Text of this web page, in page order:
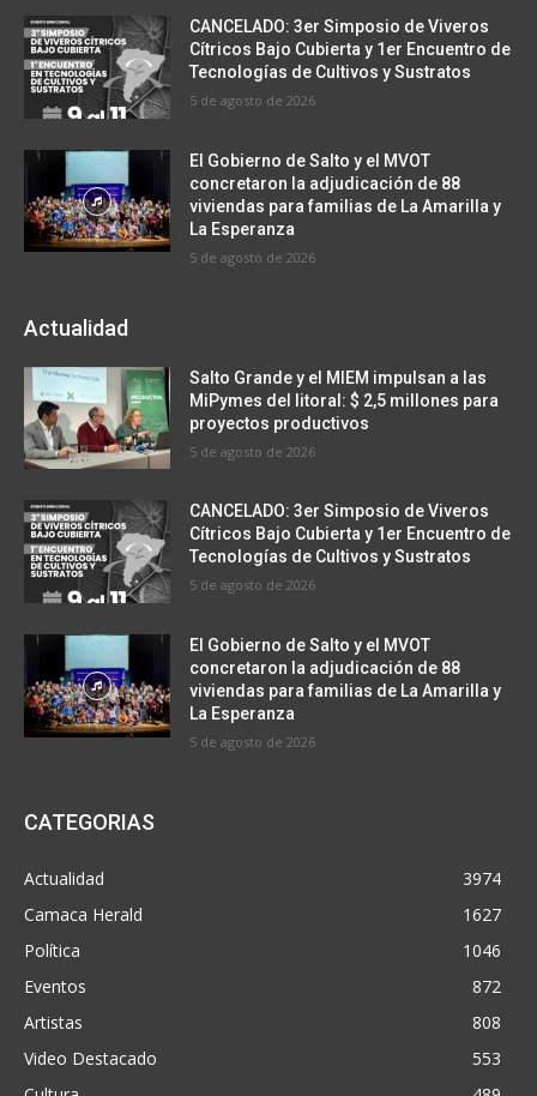
CANCELADO: 3er Simposio de Viveros
Cítricos Bajo Cubierta y 1er Encuentro de
Tecnologías de Cultivos y Sustratos
5 de agosto de 2026
El Gobierno de Salto y el MVOT
concretaron la adjudicación de 88
viviendas para familias de La Amarilla y
La Esperanza
5 de agosto de 2026
Actualidad
Salto Grande y el MIEM impulsan a las
MiPymes del litoral: $ 2,5 millones para
proyectos productivos
5 de agosto de 2026
CANCELADO: 3er Simposio de Viveros
Cítricos Bajo Cubierta y 1er Encuentro de
Tecnologías de Cultivos y Sustratos
5 de agosto de 2026
El Gobierno de Salto y el MVOT
concretaron la adjudicación de 88
viviendas para familias de La Amarilla y
La Esperanza
5 de agosto de 2026
CATEGORIAS
Actualidad
3974
Camaca Herald
1627
Política
1046
Eventos
872
Artistas
808
Video Destacado
553